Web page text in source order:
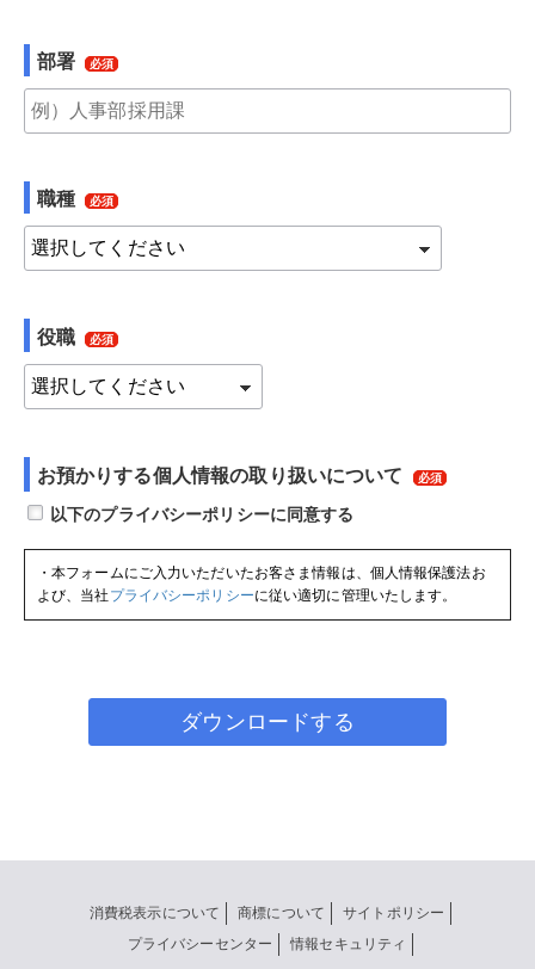
部署
職種
役職
お預かりする個人情報の取り扱いについて
・本フォームにご入力いただいたお客さま情報は、個人情報保護法お
よび、当社 プライバシーポリシーに従い適切に管理いたします。
ダウンロードする
消費税表示について 商標について
サイトポリシー
プライバシーセンター
情報セキュリティ